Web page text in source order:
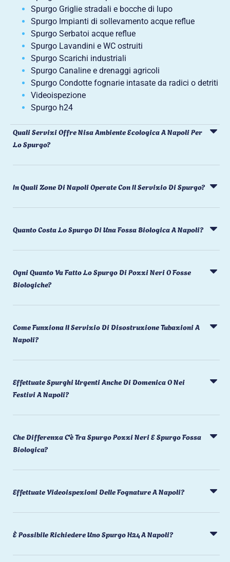
Spurgo Griglie stradali e bocche di lupo
Spurgo Impianti di sollevamento acque reflue
Spurgo Serbatoi acque reflue
Spurgo Lavandini e WC ostruiti
Spurgo Scarichi industriali
Spurgo Canaline e drenaggi agricoli
Spurgo Condotte fognarie intasate da radici o detriti
Videoispezione
Spurgo h24
Quali Servizi Offre Nisa Ambiente Ecologica A Napoli Per
Lo Spurgo?
In Quali Zone Di Napoli Operate Con Il Servizio Di Spurgo?
Quanto Costa Lo Spurgo Di Una Fossa Biologica A Napoli?
Ogni Quanto Va Fatto Lo Spurgo Di Pozzi Neri O Fosse
Biologiche?
Come Funziona Il Servizio Di Disostruzione Tubazioni A
Napoli?
Effettuate Spurghi Urgenti Anche Di Domenica O Nei
Festivi A Napoli?
Che Differenza C'è Tra Spurgo Pozzi Neri E Spurgo Fossa
Biologica?
Effettuate Videoispezioni Delle Fognature A Napoli?
È Possibile Richiedere Uno Spurgo H24 A Napoli?